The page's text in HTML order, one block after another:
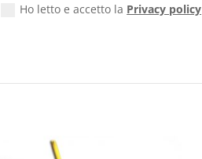
Ho letto e accetto la Privacy policy